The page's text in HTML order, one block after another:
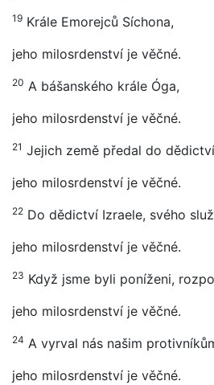
19 Krále Emorejců Síchona,
jeho milosrdenství je věčné.
20 A bášanského krále Óga,
jeho milosrdenství je věčné.
21 Jejich země předal do
jeho milosrdenství je věčné.
22 Do dědictví Izraele, svého
jeho milosrdenství je věčné.
23 Když jsme byli poníženi,
jeho milosrdenství je věčné.
24 A vyrval nás našim
jeho milosrdenství je věčné.